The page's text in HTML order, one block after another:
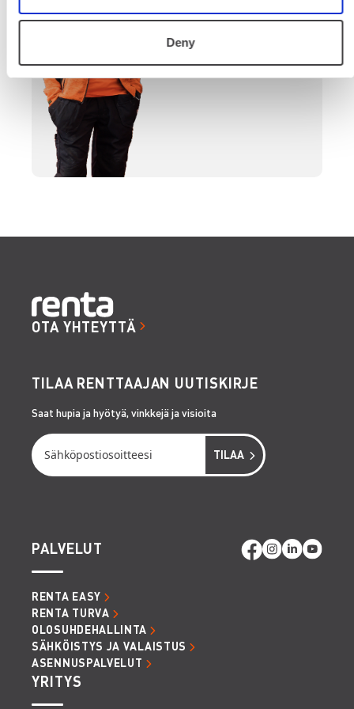
Deny
OTA YHTEYTTÄ
TILAA RENTTAAJAN UUTISKIRJE
Saat hupia ja hyötyä, vinkkejä ja visioita
PALVELUT
RENTA EASY
RENTA TURVA
OLOSUHDEHALLINTA
SÄHKÖISTYS JA VALAISTUS
ASENNUSPALVELUT
YRITYS